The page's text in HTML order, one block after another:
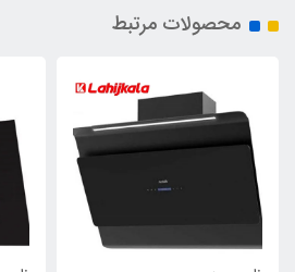
محصولات مرتبط